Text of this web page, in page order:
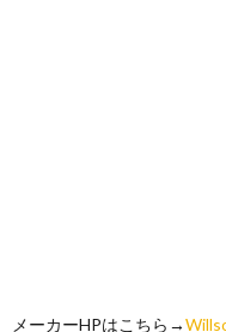
メーカーHPはこちら→